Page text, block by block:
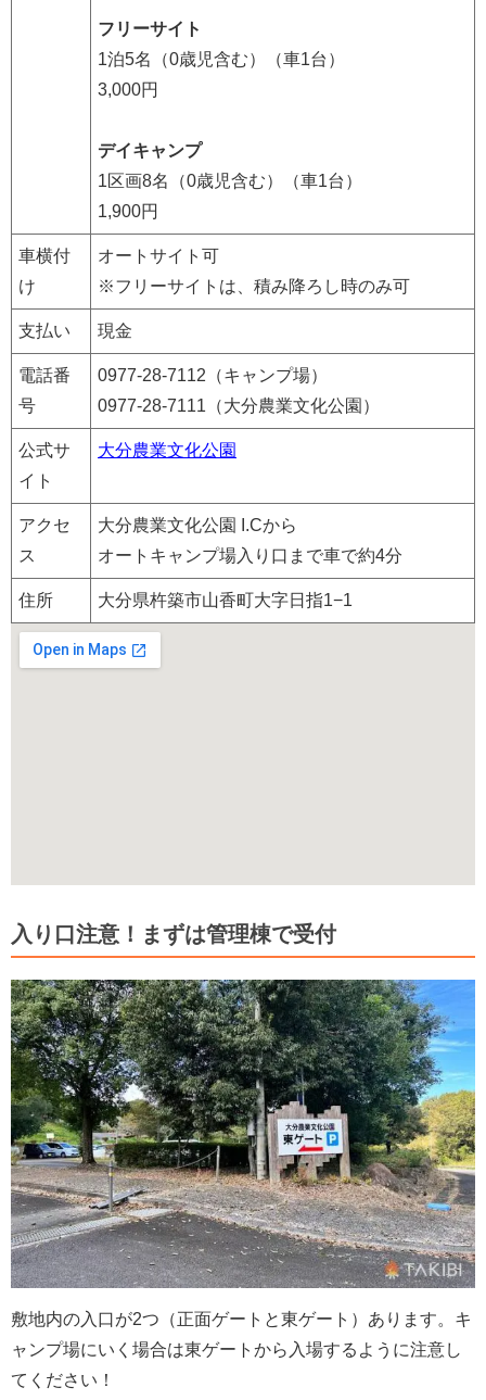
フリーサイト
1泊5名（0歳児含む）（車1台）
3,000円
デイキャンプ
1区画8名（0歳児含む）（車1台）
1,900円
車横付
け
オートサイト可
※フリーサイトは、積み降ろし時のみ可
支払い 現金
電話番
号
0977-28-7112（キャンプ場）
0977-28-7111（大分農業文化公園）
公式サ
イト
大分農業文化公園
アクセ
ス
大分農業文化公園 I.Cから
オートキャンプ場入り口まで車で約4分
住所 大分県杵築市山香町大字日指1−1
入り口注意！まずは管理棟で受付
敷地内の入口が2つ（正面ゲートと東ゲート）あります。キ
ャンプ場にいく場合は東ゲートから入場するように注意し
てください！